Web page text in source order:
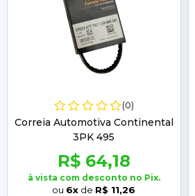
(0)
Correia Automotiva Continental
3PK 495
R$ 64,18
à vista com desconto no Pix.
ou 6x de R$ 11,26